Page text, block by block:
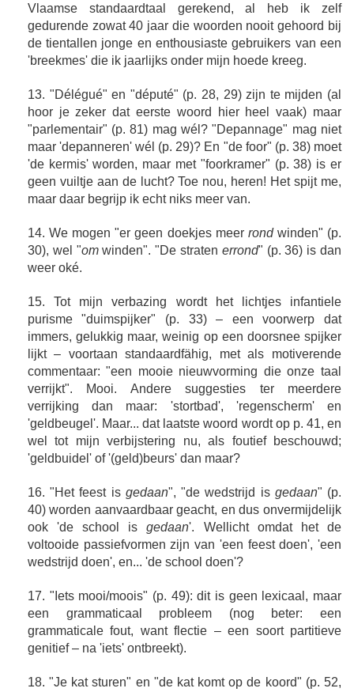
Vlaamse standaardtaal gerekend, al heb ik zelf
gedurende zowat 40 jaar die woorden nooit gehoord bij
de tientallen jonge en enthousiaste gebruikers van een
'breekmes' die ik jaarlijks onder mijn hoede kreeg.
13. "Délégué" en "député" (p. 28, 29) zijn te mijden (al
hoor je zeker dat eerste woord hier heel vaak) maar
"parlementair" (p. 81) mag wél? "Depannage" mag niet
maar 'depanneren' wél (p. 29)? En "de foor" (p. 38) moet
'de kermis' worden, maar met "foorkramer" (p. 38) is er
geen vuiltje aan de lucht? Toe nou, heren! Het spijt me,
maar daar begrijp ik echt niks meer van.
14. We mogen "er geen doekjes meer rondwinden" (p.
30), wel "omwinden". "De straten errond" (p. 36) is dan
weer oké.
15. Tot mijn verbazing wordt het lichtjes infantiele
purisme "duimspijker" (p. 33) – een voorwerp dat
immers, gelukkig maar, weinig op een doorsnee spijker
lijkt – voortaan standaardfähig, met als motiverende
commentaar: "een mooie nieuwvorming die onze taal
verrijkt". Mooi. Andere suggesties ter meerdere
verrijking dan maar: 'stortbad', 'regenscherm' en
'geldbeugel'. Maar... dat laatste woord wordt op p. 41, en
wel tot mijn verbijstering nu, als foutief beschouwd;
'geldbuidel' of '(geld)beurs' dan maar?
16. "Het feest is gedaan", "de wedstrijd is gedaan" (p.
40) worden aanvaardbaar geacht, en dus onvermijdelijk
ook 'de school isgedaan'. Wellicht omdat het de
voltooide passiefvormen zijn van 'een feest doen', 'een
wedstrijd doen', en... 'de school doen'?
17. "Iets mooi/moois" (p. 49): dit is geen lexicaal, maar
een grammaticaal probleem (nog beter: een
grammaticale fout, want flectie – een soort partitieve
genitief – na 'iets' ontbreekt).
18. "Je kat sturen" en "de kat komt op de koord" (p. 52,